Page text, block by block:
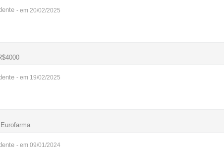
- em 20/02/2025
- em 19/02/2025
- em 09/01/2024